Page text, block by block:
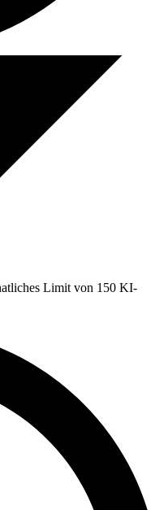
Limit von 150 KI-